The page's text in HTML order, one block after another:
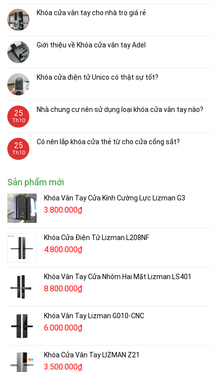
Danh sách Đại Lý
Đại lý tại TP. Hồ Chí Minh
Đại lý tại Đà Nẵng
Đại lý tại Đà Lạt
Đại lý tại Nha Trang
Bản đồ đến Lizman
Copyright 2022 © Lizman.vn